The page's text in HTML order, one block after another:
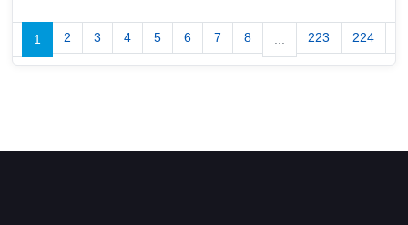
1 2 3 4 5 6 7 8 223 224